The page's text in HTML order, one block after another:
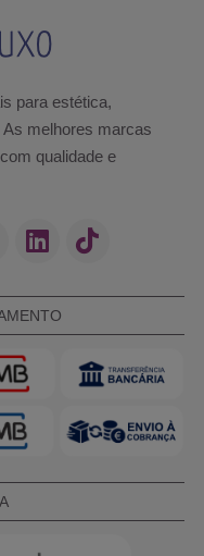
para estética,
melhores marcas
qualidade e